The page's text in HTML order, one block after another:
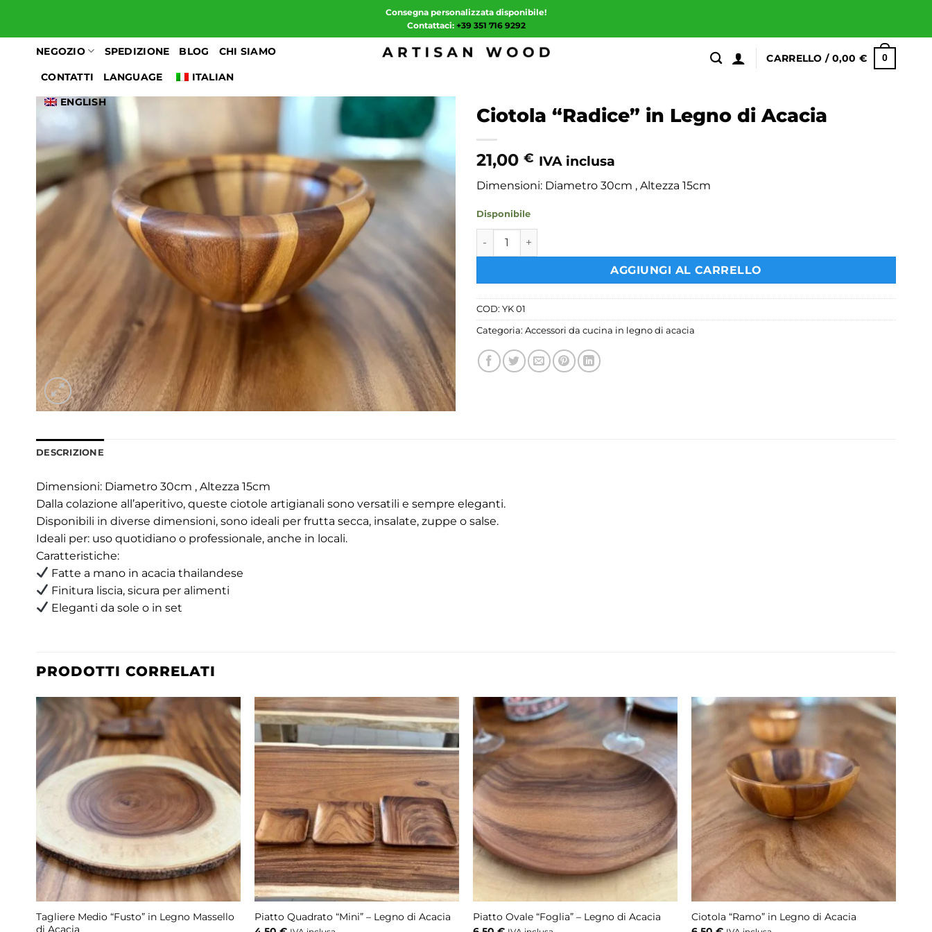
Consegna personalizzata disponibile!
Contattaci: +39 351 716 9292
NEGOZIO SPEDIZIONE BLOG CHI SIAMO
CONTATTI LANGUAGE
ITALIAN
ENGLISH
CARRELLO / 0,00€ 0
Ciotola “Radice” in Legno di Acacia
21,00 € IVA inclusa
Dimensioni: Diametro 30cm , Altezza 15cm
Disponibile
Ciotola "Radice" in Legno di Acacia quantità
AGGIUNGI AL CARRELLO
COD: YK 01
Categoria: Accessori da cucina in legno di acacia
DESCRIZIONE
Dimensioni: Diametro 30cm , Altezza 15cm
Dalla colazione all’aperitivo, queste ciotole artigianali sono versatili e sempre eleganti.
Disponibili in diverse dimensioni, sono ideali per frutta secca, insalate, zuppe o salse.
Ideali per: uso quotidiano o professionale, anche in locali.
Caratteristiche:
Fatte a mano in acacia thailandese
Finitura liscia, sicura per alimenti
Eleganti da sole o in set
PRODOTTI CORRELATI
Tagliere Medio “Fusto” in Legno Massello
di Acacia
Piatto Quadrato “Mini” – Legno di Acacia
Piatto Ovale “Foglia” – Legno di Acacia
Ciotola “Ramo” in Legno di Acacia